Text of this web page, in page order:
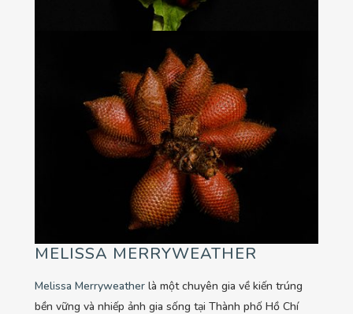
MELISSA MERRYWEATHER
Melissa Merryweather là một chuyên gia về kiến trúng
bền vững và nhiếp ảnh gia sống tại Thành phố Hồ Chí